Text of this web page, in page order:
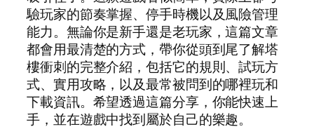
驗玩家的節奏掌握、停手時機以及風險管理
能力。無論你是新手還是老玩家，這篇文章
都會用最清楚的方式，帶你從頭到尾了解塔
樓衝刺的完整介紹，包括它的規則、試玩方
式、實用攻略，以及最常被問到的哪裡玩和
下載資訊。希望透過這篇分享，你能快速上
手，並在遊戲中找到屬於自己的樂趣。